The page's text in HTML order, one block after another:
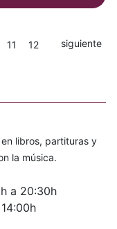
11
12
siguiente
libros, partituras y
la música.
a 20:30h